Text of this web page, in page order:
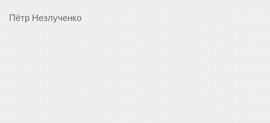
Пётр Незлученко